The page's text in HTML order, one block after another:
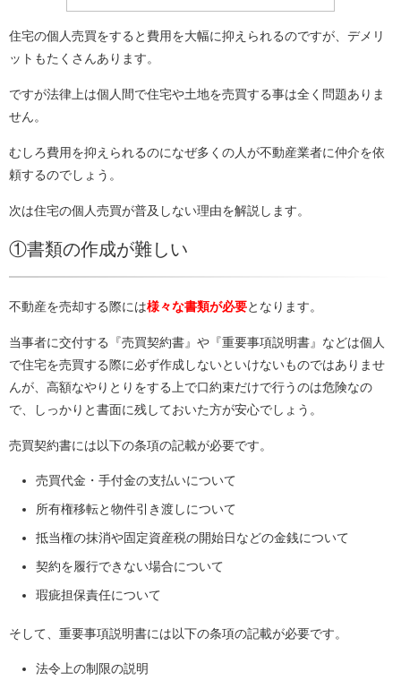
住宅の個人売買をすると費用を大幅に抑えられるのですが、デメリ
ットもたくさんあります。
ですが法律上は個人間で住宅や土地を売買する事は全く問題ありま
せん。
むしろ費用を抑えられるのになぜ多くの人が不動産業者に仲介を依
頼するのでしょう。
次は住宅の個人売買が普及しない理由を解説します。
①書類の作成が難しい
不動産を売却する際には様々な書類が必要となります。
当事者に交付する『売買契約書』や『重要事項説明書』などは個人
で住宅を売買する際に必ず作成しないといけないものではありませ
んが、高額なやりとりをする上で口約束だけで行うのは危険なの
で、しっかりと書面に残しておいた方が安心でしょう。
売買契約書には以下の条項の記載が必要です。
売買代金・手付金の支払いについて
所有権移転と物件引き渡しについて
抵当権の抹消や固定資産税の開始日などの金銭について
契約を履行できない場合について
瑕疵担保責任について
そして、重要事項説明書には以下の条項の記載が必要です。
法令上の制限の説明